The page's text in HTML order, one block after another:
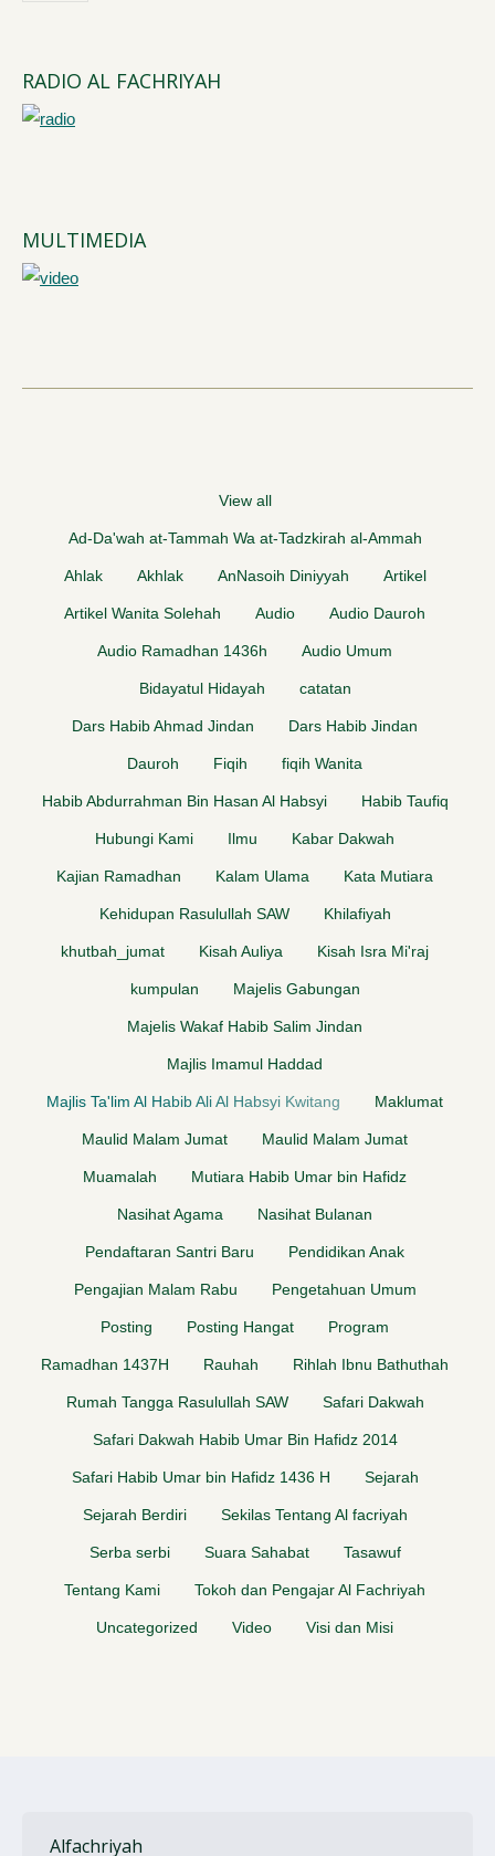
RADIO AL FACHRIYAH
MULTIMEDIA
View all
Ad-Da'wah at-Tammah Wa at-Tadzkirah al-Ammah
Ahlak Akhlak AnNasoih Diniyyah Artikel
Artikel Wanita Solehah Audio Audio Dauroh
Audio Ramadhan 1436h Audio Umum
Bidayatul Hidayah catatan
Dars Habib Ahmad Jindan Dars Habib Jindan
Dauroh Fiqih fiqih Wanita
Habib Abdurrahman Bin Hasan Al Habsyi Habib Taufiq
Hubungi Kami Ilmu Kabar Dakwah
Kajian Ramadhan Kalam Ulama Kata Mutiara
Kehidupan Rasulullah SAW Khilafiyah
khutbah_jumat Kisah Auliya Kisah Isra Mi'raj
kumpulan Majelis Gabungan
Majelis Wakaf Habib Salim Jindan
Majlis Imamul Haddad
Majlis Ta'lim Al Habib Ali Al Habsyi Kwitang Maklumat
Maulid Malam Jumat Maulid Malam Jumat
Muamalah Mutiara Habib Umar bin Hafidz
Nasihat Agama Nasihat Bulanan
Pendaftaran Santri Baru Pendidikan Anak
Pengajian Malam Rabu Pengetahuan Umum
Posting Posting Hangat Program
Ramadhan 1437H Rauhah Rihlah Ibnu Bathuthah
Rumah Tangga Rasulullah SAW Safari Dakwah
Safari Dakwah Habib Umar Bin Hafidz 2014
Safari Habib Umar bin Hafidz 1436 H Sejarah
Sejarah Berdiri Sekilas Tentang Al facriyah
Serba serbi Suara Sahabat Tasawuf
Tentang Kami Tokoh dan Pengajar Al Fachriyah
Uncategorized Video Visi dan Misi
Alfachriyah